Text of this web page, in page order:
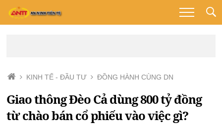
KINH TẾ - ĐẦU TƯ ĐỒNG HÀNH CÙNG DN
Giao thông Đèo Cả dùng 800 tỷ đồng
từ chào bán cổ phiếu vào việc gì?